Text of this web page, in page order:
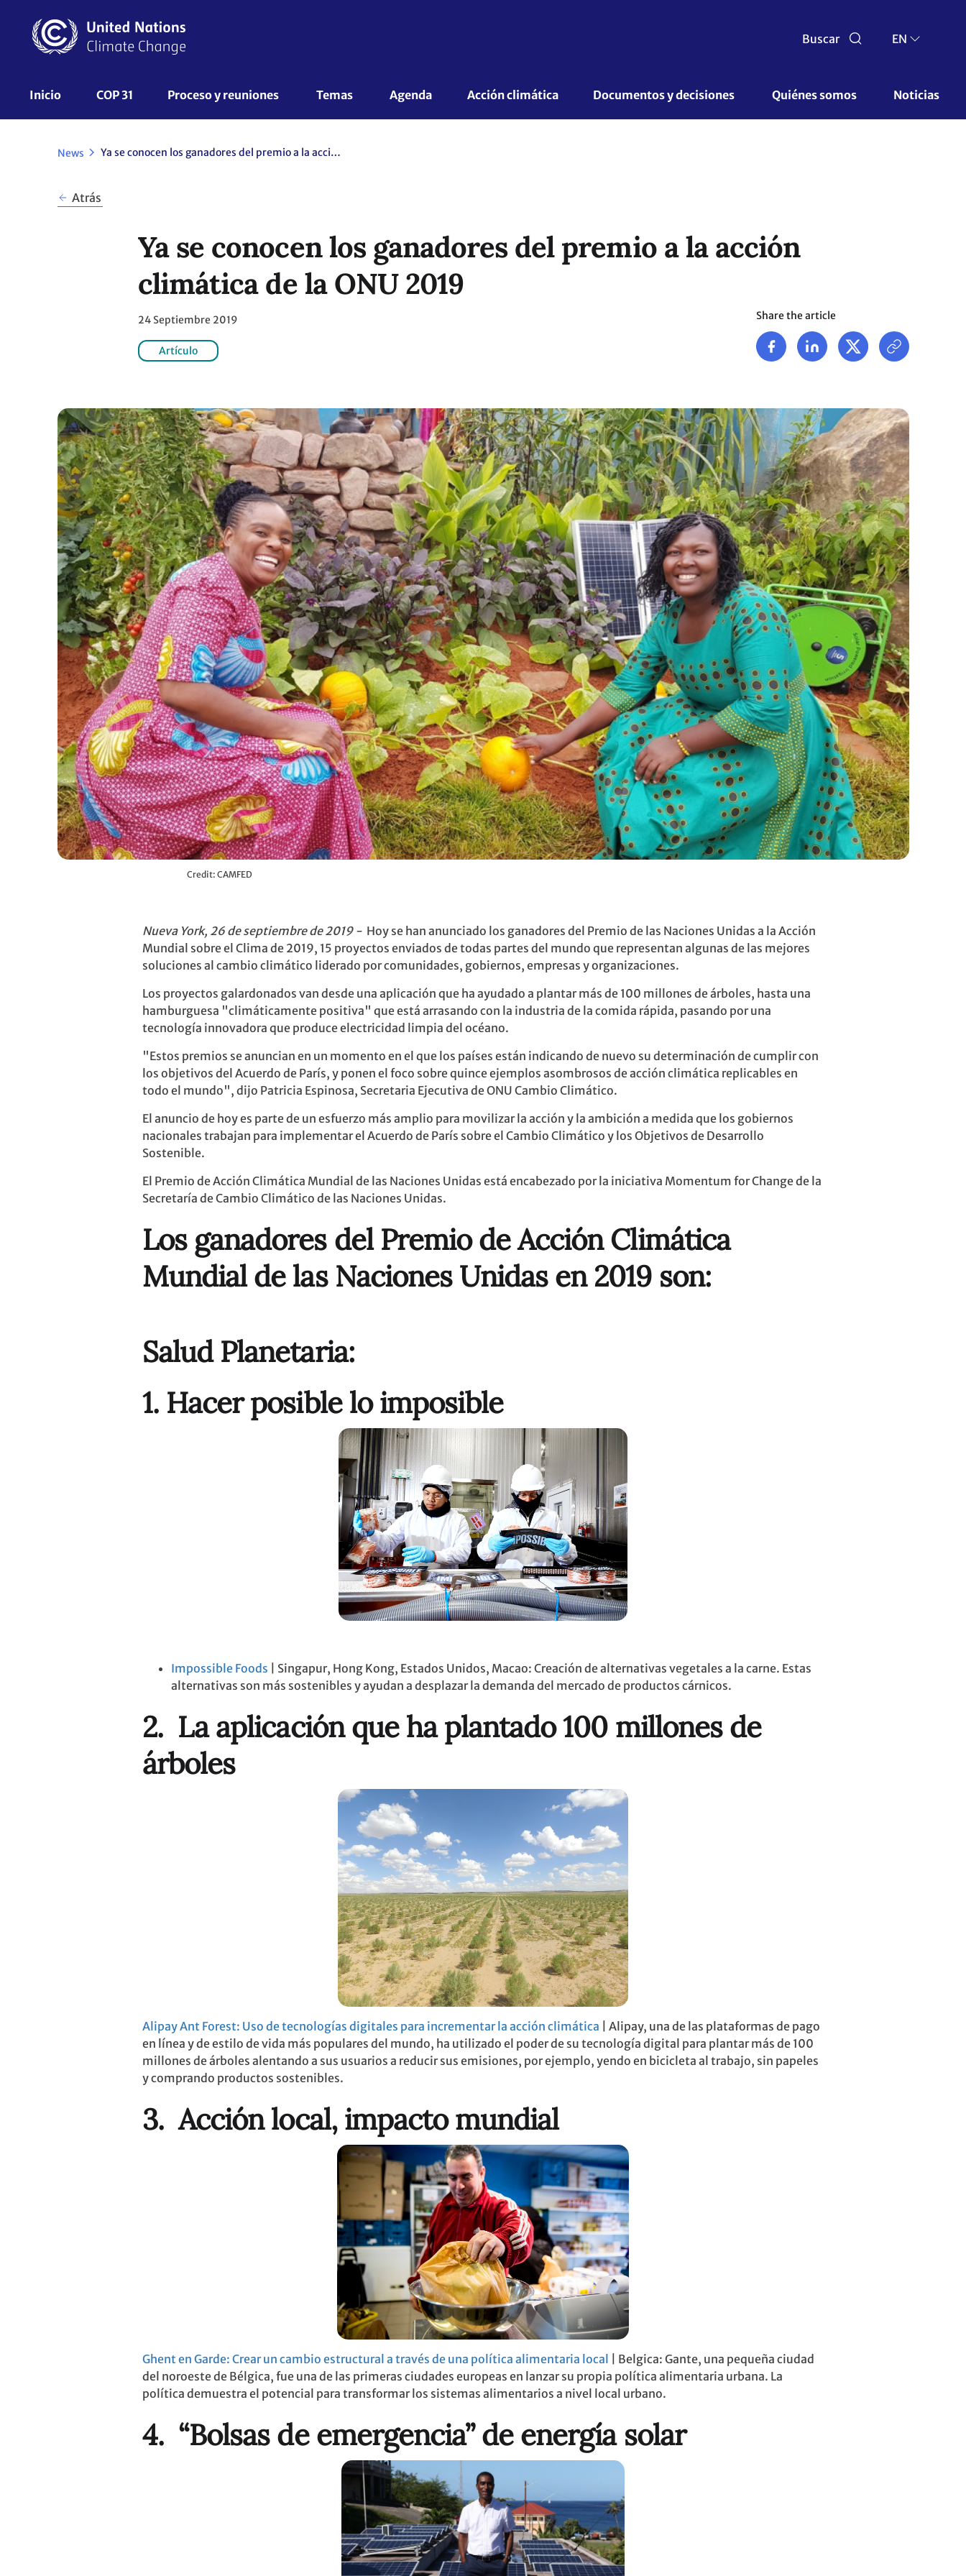
contenido
principal
Buscar EN
UNFCCC
Nav
Inicio COP 31 Proceso y reuniones Temas Agenda Acción climática Documentos y decisiones Quiénes somos Noticias
News Ya se conocen los ganadores del premio a la acción climática de la ONU 2019
Atrás
Ya se conocen los ganadores del premio a la acción
climática de la ONU 2019
24 Septiembre 2019
Artículo
Share the article
Credit: CAMFED
Nueva York, 26 de septiembre de 2019 - Hoy se han anunciado los ganadores del Premio de las Naciones Unidas a la Acción
Mundial sobre el Clima de 2019, 15 proyectos enviados de todas partes del mundo que representan algunas de las mejores
soluciones al cambio climático liderado por comunidades, gobiernos, empresas y organizaciones.
Los proyectos galardonados van desde una aplicación que ha ayudado a plantar más de 100 millones de árboles, hasta una
hamburguesa "climáticamente positiva" que está arrasando con la industria de la comida rápida, pasando por una
tecnología innovadora que produce electricidad limpia del océano.
"Estos premios se anuncian en un momento en el que los países están indicando de nuevo su determinación de cumplir con
los objetivos del Acuerdo de París, y ponen el foco sobre quince ejemplos asombrosos de acción climática replicables en
todo el mundo", dijo Patricia Espinosa, Secretaria Ejecutiva de ONU Cambio Climático.
El anuncio de hoy es parte de un esfuerzo más amplio para movilizar la acción y la ambición a medida que los gobiernos
nacionales trabajan para implementar el Acuerdo de París sobre el Cambio Climático y los Objetivos de Desarrollo
Sostenible.
El Premio de Acción Climática Mundial de las Naciones Unidas está encabezado por la iniciativa Momentum for Change de la
Secretaría de Cambio Climático de las Naciones Unidas.
Los ganadoresdel Premio de Acción Climática
Mundial de las Naciones Unidas en 2019 son:
Salud Planetaria:
1. Hacer posible lo imposible
Impossible Foods | Singapur, Hong Kong, Estados Unidos, Macao: Creación de alternativas vegetales a la carne. Estas
alternativas son más sostenibles y ayudan a desplazar la demanda del mercado de productos cárnicos.
2. La aplicación que ha plantado 100 millones de
árboles
Alipay Ant Forest: Uso de tecnologías digitales para incrementar la acción climática | Alipay, una de las plataformas de pago
en línea y de estilo de vida más populares del mundo, ha utilizado el poder de su tecnología digital para plantar más de 100
millones de árboles alentando a sus usuarios a reducir sus emisiones, por ejemplo, yendo en bicicleta al trabajo, sin papeles
y comprando productos sostenibles.
3. Acción local, impacto mundial
Ghent en Garde: Crear un cambio estructural a través de una política alimentaria local
| Belgica: Gante, una pequeña ciudad
del noroeste de Bélgica, fue una de las primeras ciudades europeas en lanzar su propia política alimentaria urbana. La
política demuestra el potencial para transformar los sistemas alimentarios a nivel local urbano.
4. “Bolsas de emergencia” de energía solar